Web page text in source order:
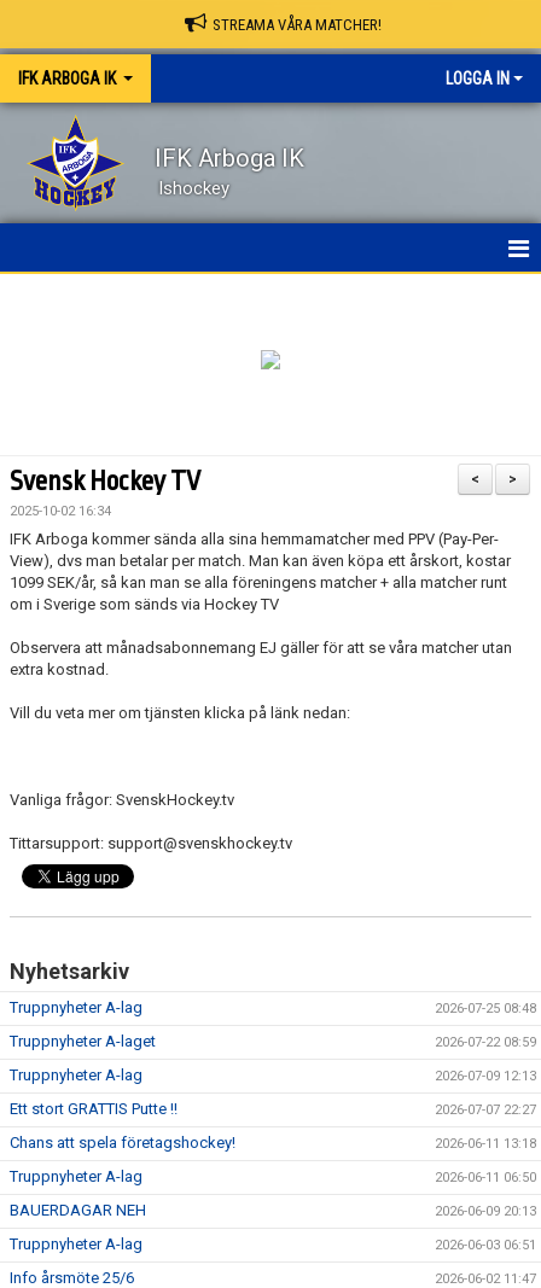
STREAMA VÅRA MATCHER!
IFK ARBOGA IK LOGGA IN
IFK Arboga IK
Ishockey
KALENDER
DOKUMENT
VÅRA LAG
MATCHER
ISSCHEMA
BILJETTER
BLI HOCKEYDOMARE
A-LAGETS MATCHER 25/26
KLUBBPROFIL
MEDLEMSSKAP
ENKRONASMATCH 2026
>
<
Svensk Hockey TV
2025-10-02 16:34
IFK Arboga kommer sända alla sina hemmamatcher med PPV (Pay-Per-
View), dvs man betalar per match. Man kan även köpa ett årskort, kostar
1099 SEK/år, så kan man se alla föreningens matcher + alla matcher runt
om i Sverige som sänds via Hockey TV
Observera att månadsabonnemang EJ gäller för att se våra matcher utan
extra kostnad.
Vill du veta mer om tjänsten klicka på länk nedan:
Vanliga frågor: SvenskHockey.tv
Tittarsupport: support@svenskhockey.tv
Nyhetsarkiv
Truppnyheter A-lag 2026-07-25 08:48
Truppnyheter A-laget 2026-07-22 08:59
Truppnyheter A-lag 2026-07-09 12:13
Ett stort GRATTIS Putte !! 2026-07-07 22:27
Chans att spela företagshockey! 2026-06-11 13:18
Truppnyheter A-lag 2026-06-11 06:50
BAUERDAGAR NEH 2026-06-09 20:13
Truppnyheter A-lag 2026-06-03 06:51
Info årsmöte 25/6 2026-06-02 11:47